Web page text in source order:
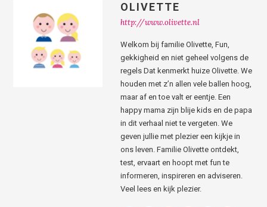
OLIVETTE
http://www.olivette.nl
Welkom bij familie Olivette, Fun,
gekkigheid en niet geheel volgens de
regels Dat kenmerkt huize Olivette. We
houden met z’n allen vele ballen hoog,
maar af en toe valt er eentje. Een
happy mama zijn blije kids en de papa
in dit verhaal niet te vergeten. We
geven jullie met plezier een kijkje in
ons leven. Familie Olivette ontdekt,
test, ervaart en hoopt met fun te
informeren, inspireren en adviseren.
Veel lees en kijk plezier.